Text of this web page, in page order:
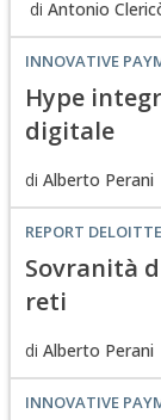
di Antonio
INNOVATIVE
Hype
digitale
di Alberto Perani
REPORT DELOITTE
Sovranità
reti
di Alberto Perani
INNOVATIVE